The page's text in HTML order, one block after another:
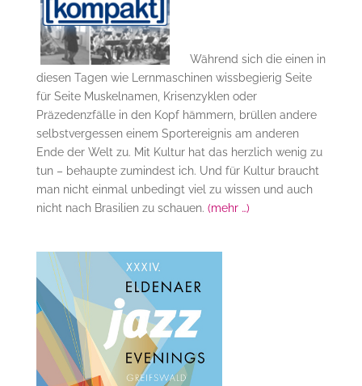
Während sich die einen in
diesen Tagen wie Lernmaschinen wissbegierig Seite
für Seite Muskelnamen, Krisenzyklen oder
Präzedenzfälle in den Kopf hämmern, brüllen andere
selbstvergessen einem Sportereignis am anderen
Ende der Welt zu. Mit Kultur hat das herzlich wenig zu
tun – behaupte zumindest ich. Und für Kultur braucht
man nicht einmal unbedingt viel zu wissen und auch
nicht nach Brasilien zu schauen. (mehr …)